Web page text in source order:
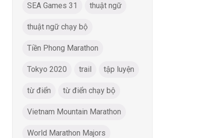
SEA Games 31 thuật ngữ
thuật ngữ chạy bộ
Tiền Phong Marathon
Tokyo 2020 trail tập luyện
từ điển từ điển chạy bộ
Vietnam Mountain Marathon
World Marathon Majors